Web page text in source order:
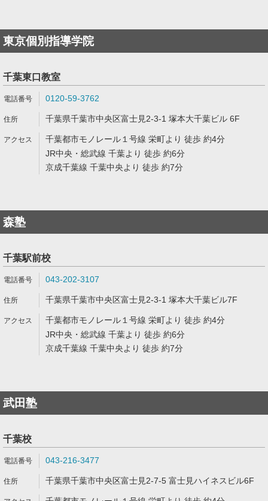
東京個別指導学院
千葉東口教室
0120-59-3762
千葉県千葉市中央区富士見2-3-1 塚本大千葉ビル 6F
千葉都市モノレール１号線 栄町より 徒歩 約4分
JR中央・総武線 千葉より 徒歩 約6分
京成千葉線 千葉中央より 徒歩 約7分
森塾
千葉駅前校
043-202-3107
千葉県千葉市中央区富士見2-3-1 塚本大千葉ビル7F
千葉都市モノレール１号線 栄町より 徒歩 約4分
JR中央・総武線 千葉より 徒歩 約6分
京成千葉線 千葉中央より 徒歩 約7分
武田塾
千葉校
043-216-3477
千葉県千葉市中央区富士見2-7-5 富士見ハイネスビル6F